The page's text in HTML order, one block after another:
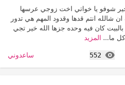
شوفو يا خواتي اخت زوجي عرسها
انتم قدها وقدود المهم هي تدور
كان فيه وحده جزها الله خير تجي
ما... المزيد
552
المشاهدات ساعدوني